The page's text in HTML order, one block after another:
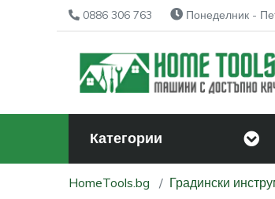
0886 306 763 Понеделник -
Категории
HomeTools.bg Градински